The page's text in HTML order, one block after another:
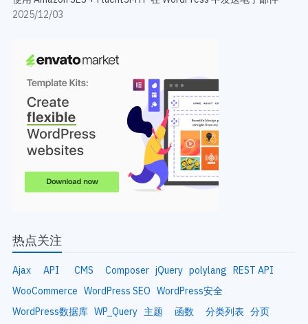
2025/12/03
热点关注
Ajax API CMS Composer jQuery polylang
REST API
WooCommerce WordPress SEO WordPress安全
WordPress数据库 WP_Query 主题 函数 分类列表 分页